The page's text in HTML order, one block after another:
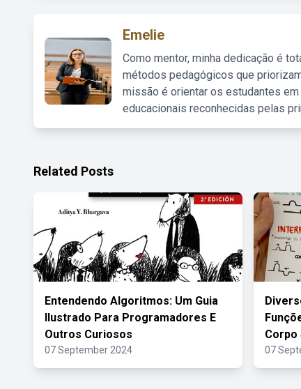
Emelie
Como mentor, minha dedicação é
métodos pedagógicos que
missão é orientar os estudantes em
educacionais reconhecidas pelas
Related Posts
Entendendo Algoritmos: Um Guia
Ilustrado Para Programadores E
Outros Curiosos
07 September 2024
Corpo
07